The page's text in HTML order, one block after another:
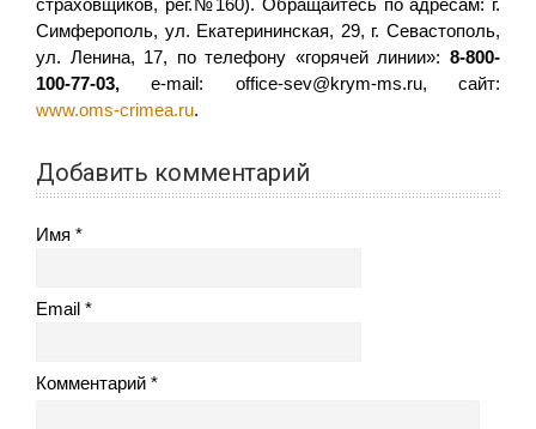
страховщиков, рег.№160). Обращайтесь по адресам: г.
Симферополь, ул. Екатерининская, 29, г. Севастополь,
ул. Ленина, 17, по телефону «горячей линии»: 8-800-
100-77-03,e-mail: office-sev@krym-ms.ru, сайт:
www.oms-crimea.ru.
Добавить комментарий
Имя
Email
Комментарий